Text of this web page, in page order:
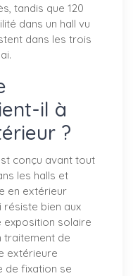
tandis que 120
dans un hall vu
dans les trois
il à
?
conçu avant tout
les halls et
en extérieur
résiste bien aux
exposition solaire
traitement de
extérieure
de fixation se